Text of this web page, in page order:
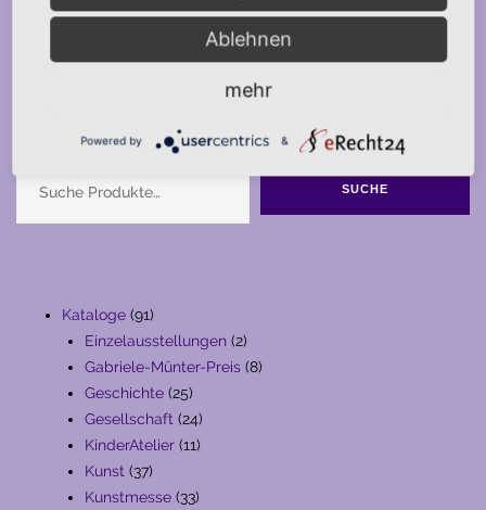
SUCHE
Kataloge 9191
Produkte
Einzelausstellungen 22
Produkte
Gabriele-Münter-Preis 88
Geschichte 2525
Produkte
Gesellschaft 2424
Produkte
KinderAtelier 1111
Kunst 3737
Produkte
Kunstmesse 3333
Ablehnen
mehr
Powered by &